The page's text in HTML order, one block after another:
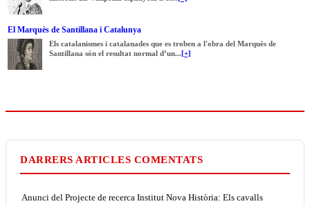
El Marquès de Santillana i Catalunya
Els catalanismes i catalanades que es troben a l'obra del Marquès de
Santillana són el resultat normal d’un... [+]
DARRERS ARTICLES COMENTATS
Anunci del Projecte de recerca Institut Nova Història: Els cavalls